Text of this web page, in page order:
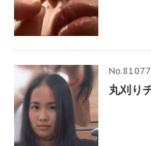
No.81077
丸刈り